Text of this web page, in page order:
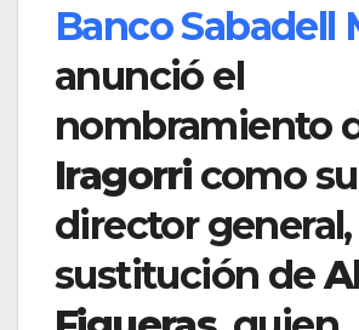
Banco Sabadell
anunció el
nombramiento
Iragorricomo
director
sustitución de